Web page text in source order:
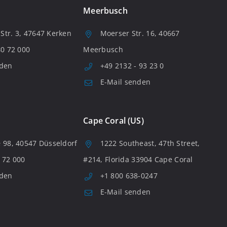
3, 47647 Kerken
72 000
Meerbusch
Moerser Str. 16, 40667
Meerbusch
+49 2132 - 93 23 0
E-Mail senden
98, 40547 Düsseldorf
000
Cape Coral (US)
1222 Southeast, 47th Street,
#214, Florida 33904 Cape Coral
+1 800 638-0247
E-Mail senden